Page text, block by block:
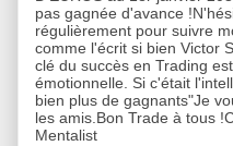
pas gagnée d'avance
régulièrement pour suivre
comme l'écrit si bien Victor
clé du succès en Trading
émotionnelle. Si c'était
bien plus de gagnants"Je
les amis.Bon Trade à tous
Mentalist